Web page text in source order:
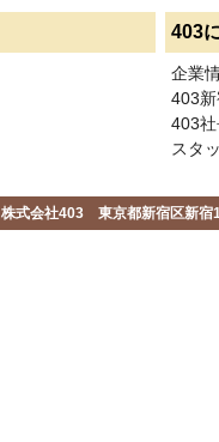
403
企業
403
403
スタ
株式会社403 東京都新宿区新